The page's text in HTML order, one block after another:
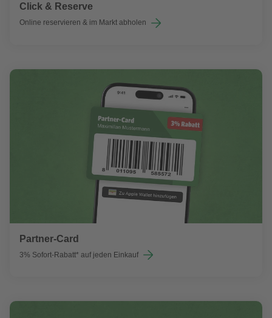
Click & Reserve
Online reservieren & im Markt abholen
Partner-Card
3% Sofort-Rabatt* auf jeden Einkauf